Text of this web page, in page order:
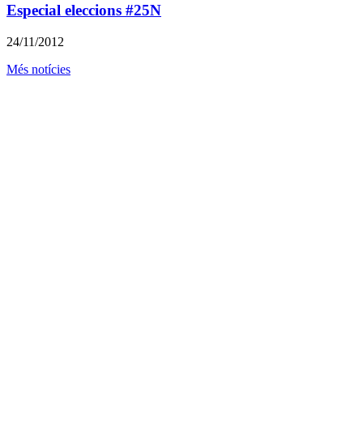
Especial eleccions #25N
24/11/2012
Més notícies